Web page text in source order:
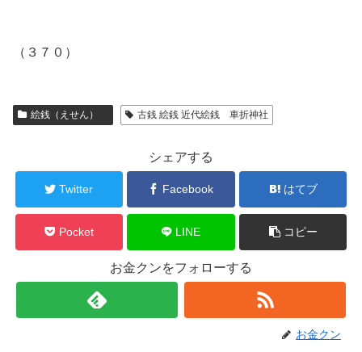
（３７０）
絵銭（えせん） 古銭 絵銭 近代絵銭 車折神社
シェアする
Twitter Facebook はてブ
Pocket LINE コピー
お金クンをフォローする
お金クン